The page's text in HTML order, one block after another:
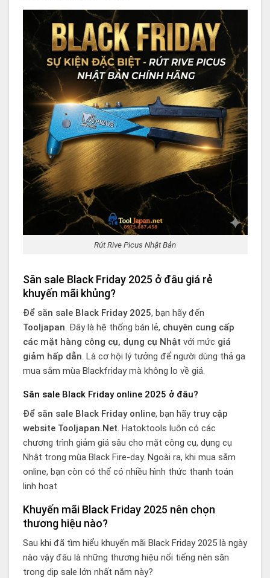
Rút Rive Picus Nhật Bản
Săn sale Black Friday 2025 ở đâu giá rẻ
khuyến mãi khủng?
Để săn sale Black Friday 2025, bạn hãy đến
Tooljapan. Đây là hệ thống bán lẻ, chuyên cung cấp
các mặt hàng công cụ, dụng cụ Nhật với mức giá
giảm hấp dẫn. Là cơ hội lý tưởng để người dùng thả ga
mua sắm mùa Blackfriday mà không lo về giá.
Săn sale Black Friday online 2025 ở đâu?
Để săn sale Black Friday online, bạn hãy truy cập
website Tooljapan.net. Hatoktools luôn có các
chương trình giảm giá sâu cho mặt công cụ, dụng cụ
Nhật trong mùa Black Fire-day. Ngoài ra, khi mua sắm
online, bạn còn có thể có nhiều hình thức thanh toán
linh hoạt
Khuyến mãi Black Friday 2025 nên chọn
thương hiệu nào?
Sau khi đã tìm hiểu khuyến mãi Black Friday 2025 là ngày
nào vậy đâu là những thương hiệu nổi tiếng nên săn
trong dịp sale lớn nhất năm này?